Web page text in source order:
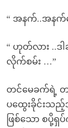
“ အနက်..အနက်
“ ဟုတ်လား ..
လိုက်စမ်း …”
တင်မေခက်ရဲ့
ပထွေးခိုင်းသည့်
ဖြစ်သော စပို့ရှ